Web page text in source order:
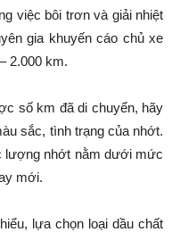
việc bôi trơn và giải nhiệt
gia khuyến cáo chủ xe
2.000 km.
số km đã di chuyển, hãy
sắc, tình trạng của nhớt.
lượng nhớt nằm dưới mức
mới.
lựa chọn loại dầu chất